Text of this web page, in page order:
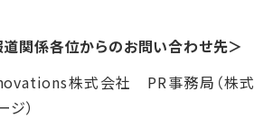
関係各位からのお問い合わせ先＞
株式会社 PR事務局（株式
）